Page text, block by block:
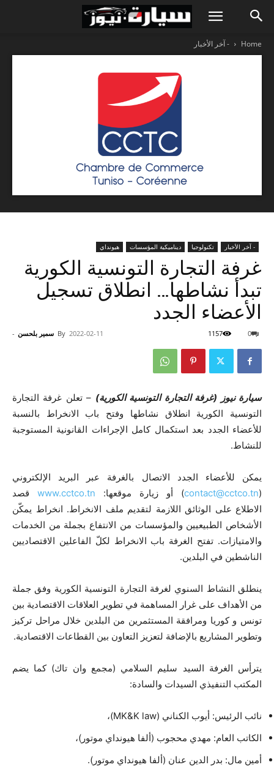
Home - آخر الأخبار
- آخر الأخبار تكنولوجيا ديناميكية المؤسسات هيونداي
غرفة التجارة التونسية الكورية
تبدأ نشاطها… انطلاق تسجيل
الأعضاء الجدد
By سمير بلحسن - 2022-02-11 0
1157
سيارة نيوز (غرفة التجارة التونسية الكورية) – تعلن غرفة التجارة
التونسية الكورية انطلاق نشاطها وفتح باب الانخراط بالنسبة
للأعضاء الجدد بعد استكمال كامل الإجراءات القانونية المستوجبة
للنشاط.
يمكن للأعضاء الجدد الاتصال بالغرفة عبر البريد الإلكتروني
(
contact@cctco.tn) أو زيارة موقعها: www.cctco.tn قصد
الاطلاع على الوثائق اللازمة لتقديم ملف الانخراط. انخراط يمكّن
الأشخاص الطبيعيين والمؤسسات من الانتفاع بجملة من الخدمات
والامتيازات. تفتح الغرفة باب الانخراط لكلّ الفاعلين الاقتصاديين
الناشطين في البلدين.
ينطلق النشاط السنوي لغرفة التجارة التونسية الكورية وفق جملة
من الأهداف على غرار المساهمة في تطوير العلاقات الاقتصادية بين
تونس و كوريا ومرافقة المستثمرين من البلدين خلال مراحل تركيز
وتطوير المشاريع بالإضافة لتعزيز التعاون بين القطاعات الاقتصادية.
يترأس الغرفة السيد سليم السلامي (مجمع وان تاك) كما يضم
المكتب التنفيذي السيدات والسادة:
نائب الرئيس: أيوب الكناني (MK&K law)،
الكاتب العام: مهدي محجوب (ألفا هيونداي موتور)،
أمين مال: بدر الدين عنان (ألفا هيونداي موتور).